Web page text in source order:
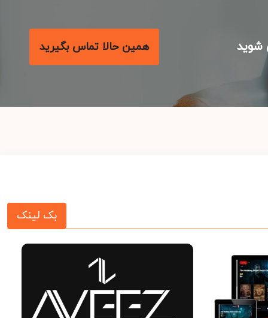
همین حالا تماس بگیرید
بک لینک